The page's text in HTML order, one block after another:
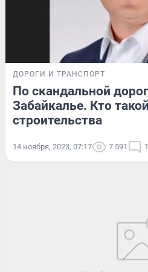
ДОРОГИ И ТРАНСПОРТ
По скандальной
Забайкалье. Кто
строительства
14 ноября, 2023, 07:17 7 591